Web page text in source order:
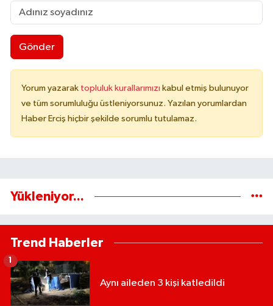
Gönder
Yorum yazarak topluluk kurallarımızı kabul etmiş bulunuyor
ve tüm sorumluluğu üstleniyorsunuz. Yazılan yorumlardan
Haber Erciş hiçbir şekilde sorumlu tutulamaz.
Yükleniyor...
Trend Haberler
Aynı aileden 3 kişi katledildi